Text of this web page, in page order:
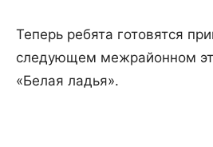
Теперь ребята готовятся
следующем межрайонном
«Белая ладья».